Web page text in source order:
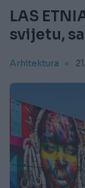
LAS
svijetu,
Arhitektura